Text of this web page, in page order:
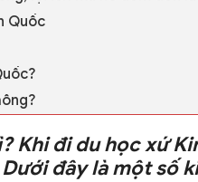
Quốc
Khi đi du học xứ
đây là một số